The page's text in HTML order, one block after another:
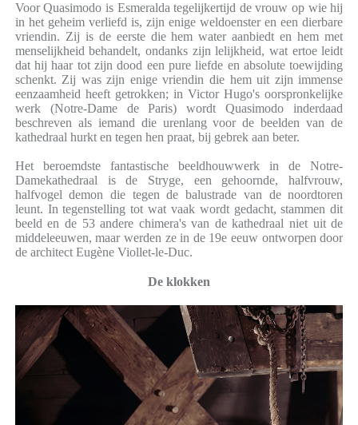
Voor Quasimodo is Esmeralda tegelijkertijd de vrouw op wie hij
in het geheim verliefd is, zijn enige weldoenster en een dierbare
vriendin. Zij is de eerste die hem water aanbiedt en hem met
menselijkheid behandelt, ondanks zijn lelijkheid, wat ertoe leidt
dat hij haar tot zijn dood een pure liefde en absolute toewijding
schenkt. Zij was zijn enige vriendin die hem uit zijn immense
eenzaamheid heeft getrokken; in Victor Hugo's oorspronkelijke
werk (Notre-Dame de Paris) wordt Quasimodo inderdaad
beschreven als iemand die urenlang voor de beelden van de
kathedraal hurkt en tegen hen praat, bij gebrek aan beter.
Het beroemdste fantastische beeldhouwwerk in de Notre-
Damekathedraal is de Stryge, een gehoornde, halfvrouw,
halfvogel demon die tegen de balustrade van de noordtoren
leunt. In tegenstelling tot wat vaak wordt gedacht, stammen dit
beeld en de 53 andere chimera's van de kathedraal niet uit de
middeleeuwen, maar werden ze in de 19e eeuw ontworpen door
de architect Eugène Viollet-le-Duc.
De klokken